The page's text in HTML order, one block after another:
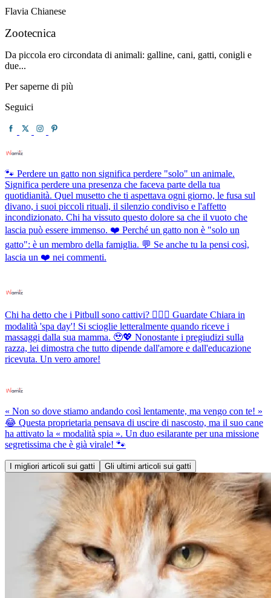
Flavia Chianese
Zootecnica
Da piccola ero circondata di animali: galline, cani, gatti, conigli e
due...
Per saperne di più
Seguici
🐾 Perdere un gatto non significa perdere "solo" un animale.
Significa perdere una presenza che faceva parte della tua
quotidianità. Quel musetto che ti aspettava ogni giorno, le fusa sul
divano, i suoi piccoli rituali, il silenzio condiviso e l'affetto
incondizionato. Chi ha vissuto questo dolore sa che il vuoto che
lascia può essere immenso. ❤️ Perché un gatto non è "solo un
gatto": è un membro della famiglia. 💬 Se anche tu la pensi così,
lascia un ❤️ nei commenti.
Chi ha detto che i Pitbull sono cattivi? 💆‍♀️✨ Guardate Chiara in
modalità 'spa day'! Si scioglie letteralmente quando riceve i
massaggi dalla sua mamma. 🥹💖 Nonostante i pregiudizi sulla
razza, lei dimostra che tutto dipende dall'amore e dall'educazione
ricevuta. Un vero amore!
« Non so dove stiamo andando così lentamente, ma vengo con te! »
😂 Questa proprietaria pensava di uscire di nascosto, ma il suo cane
ha attivato la « modalità spia ». Un duo esilarante per una missione
segretissima che è già virale! 🐾
I migliori articoli sui gatti Gli ultimi articoli sui gatti